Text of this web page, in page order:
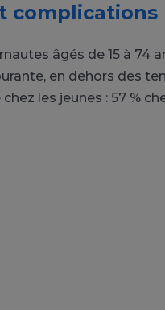
complications
âgés de 15 à 74
en dehors des
les jeunes : 57 %